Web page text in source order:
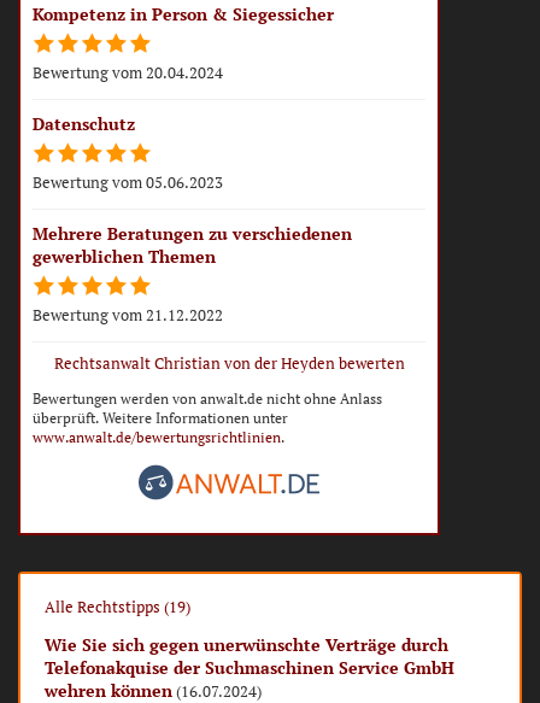
Kompetenz in Person & Siegessicher
Bewertung vom 20.04.2024
Datenschutz
Bewertung vom 05.06.2023
Mehrere Beratungen zu verschiedenen
gewerblichen Themen
Bewertung vom 21.12.2022
Rechtsanwalt Christian von der Heyden bewerten
Bewertungen werden von anwalt.de nicht ohne Anlass
überprüft. Weitere Informationen unter
www.anwalt.de/bewertungsrichtlinien.
Alle Rechtstipps (19)
Wie Sie sich gegen unerwünschte Verträge durch
Telefonakquise der Suchmaschinen Service GmbH
wehren können(16.07.2024)